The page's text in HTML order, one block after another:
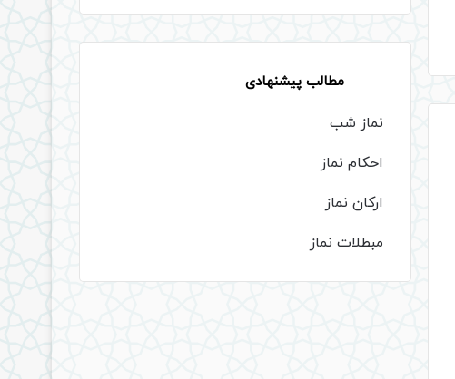
مطالب پیشنهادی
نماز شب
احکام نماز
ارکان نماز
مبطلات نماز